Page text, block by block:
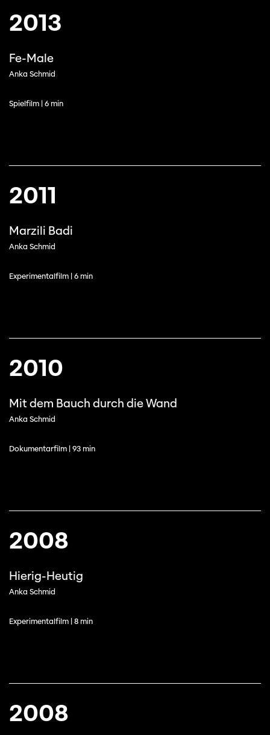
2013
Fe-Male
Anka Schmid
Spielfilm | 6 min
2011
Marzili Badi
Anka Schmid
Experimentalfilm | 6 min
2010
Mit dem Bauch durch die Wand
Anka Schmid
Dokumentarfilm | 93 min
2008
Hierig-Heutig
Anka Schmid
Experimentalfilm | 8 min
2008